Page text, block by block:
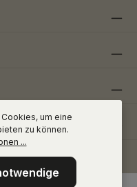
um eine
zu können.
...